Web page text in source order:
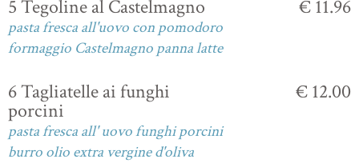
5 Tegoline al Castelmagno
pasta fresca all'uovo con pomodoro
formaggio Castelmagno panna latte
€ 11.96
6 Tagliatelle ai funghi
porcini
pasta fresca all' uovo funghi porcini
burro olio extra vergine d'oliva
€ 12.00